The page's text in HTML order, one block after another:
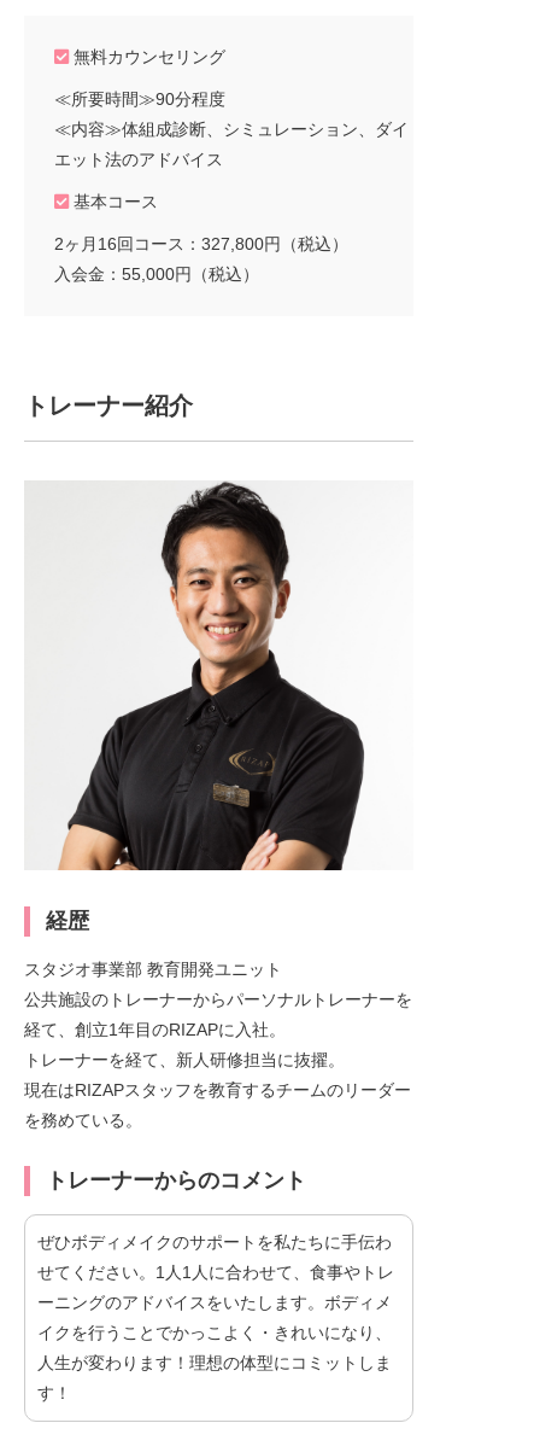
無料カウンセリング
≪所要時間≫90分程度
≪内容≫体組成診断、シミュレーション、ダイ
エット法のアドバイス
基本コース
2ヶ月16回コース：327,800円（税込）
入会金：55,000円（税込）
トレーナー紹介
経歴
スタジオ事業部 教育開発ユニット
公共施設のトレーナーからパーソナルトレーナーを
経て、創立1年目のRIZAPに入社。
トレーナーを経て、新人研修担当に抜擢。
現在はRIZAPスタッフを教育するチームのリーダー
を務めている。
トレーナーからのコメント
ぜひボディメイクのサポートを私たちに手伝わ
せてください。1人1人に合わせて、食事やトレ
ーニングのアドバイスをいたします。ボディメ
イクを行うことでかっこよく・きれいになり、
人生が変わります！理想の体型にコミットしま
す！